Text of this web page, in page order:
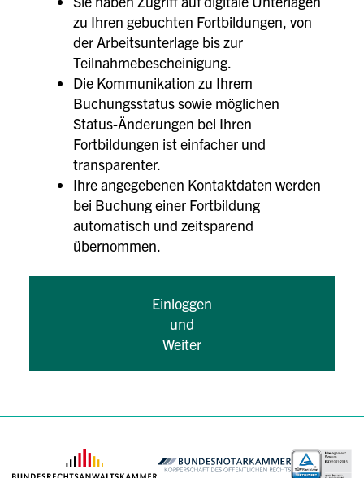
zu Ihren gebuchten Fortbildungen, von
der Arbeitsunterlage bis zur
Teilnahmebescheinigung.
Die Kommunikation zu Ihrem
Buchungsstatus sowie möglichen
Status-Änderungen bei Ihren
Fortbildungen ist einfacher und
transparenter.
Ihre angegebenen Kontaktdaten werden
bei Buchung einer Fortbildung
automatisch und zeitsparend
übernommen.
Einloggen
und
Weiter